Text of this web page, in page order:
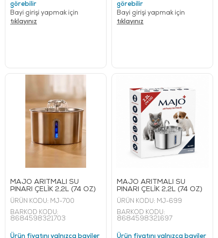
görebilir
Bayi girişi yapmak için
tıklayınız
görebilir
Bayi girişi yapmak için
tıklayınız
MAJO ARITMALI SU
PINARI ÇELİK 2,2L (74 OZ)
ÜRÜN KODU: MJ-700
BARKOD KODU:
8684598321703
Ürün fiyatını yalnızca bayiler
MAJO ARITMALI SU
PINARI ÇELİK 2,2L (74 OZ)
ÜRÜN KODU: MJ-699
BARKOD KODU:
8684598321697
Ürün fiyatını yalnızca bayiler